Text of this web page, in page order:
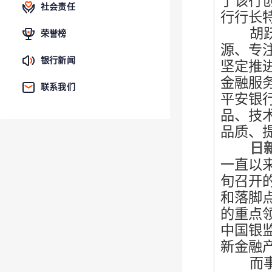
社会责任
荣誉榜
银行新闻
联系我们
行行长
胡跃
源、专
坚定推
金融服
平安银
品、技
品质、
日新
一直以
旬召开
和落脚
的重点
中国银
新金融
而事